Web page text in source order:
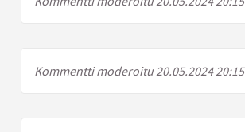
Kommentti moderoitu 20.05.2024 20:15